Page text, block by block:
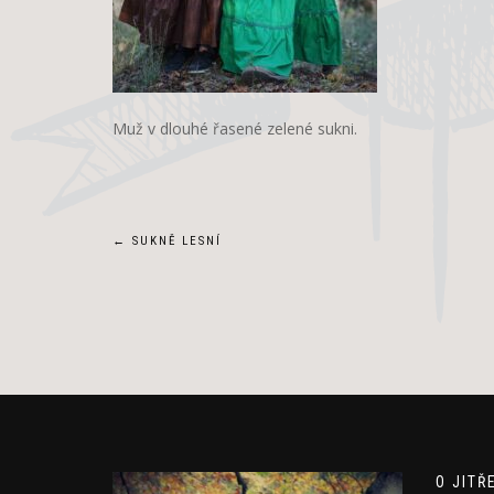
Muž v dlouhé řasené zelené sukni.
Navigace
← SUKNĚ LESNÍ
O